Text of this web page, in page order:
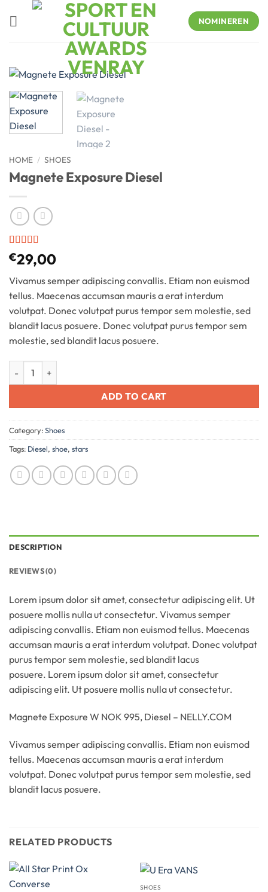
NOMINEREN
HOME / SHOES
Magnete Exposure Diesel
Rated out
of 5 based
1
rating
€29,00
Vivamus semper adipiscing convallis. Etiam non euismod
tellus. Maecenas accumsan mauris a erat interdum
volutpat. Donec volutpat purus tempor sem molestie, sed
blandit lacus posuere. Donec volutpat purus tempor sem
molestie, sed blandit lacus posuere.
Magnete Exposure Diesel quantity
ADD TO CART
Category:Shoes
Tags: Diesel, shoe, stars
DESCRIPTION
REVIEWS (0)
Lorem ipsum dolor sit amet, consectetur adipiscing elit. Ut
posuere mollis nulla ut consectetur. Vivamus semper
adipiscing convallis. Etiam non euismod tellus. Maecenas
accumsan mauris a erat interdum volutpat. Donec volutpat
purus tempor sem molestie, sed blandit lacus
posuere. Lorem ipsum dolor sit amet, consectetur
adipiscing elit. Ut posuere mollis nulla ut consectetur.
Magnete Exposure W NOK 995, Diesel – NELLY.COM
Vivamus semper adipiscing convallis. Etiam non euismod
tellus. Maecenas accumsan mauris a erat interdum
volutpat. Donec volutpat purus tempor sem molestie, sed
blandit lacus posuere.
RELATED PRODUCTS
SHOES